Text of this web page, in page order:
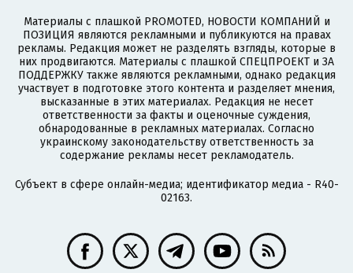
Материалы с плашкой PROMOTED, НОВОСТИ КОМПАНИЙ и
ПОЗИЦИЯ являются рекламными и публикуются на правах
рекламы. Редакция может не разделять взгляды, которые в
них продвигаются. Материалы с плашкой СПЕЦПРОЕКТ и ЗА
ПОДДЕРЖКУ также являются рекламными, однако редакция
участвует в подготовке этого контента и разделяет мнения,
высказанные в этих материалах. Редакция не несет
ответственности за факты и оценочные суждения,
обнародованные в рекламных материалах. Согласно
украинскому законодательству ответственность за
содержание рекламы несет рекламодатель.
Субъект в сфере онлайн-медиа; идентификатор медиа - R40-
02163.